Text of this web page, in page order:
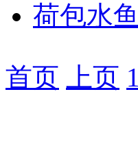
荷包水
首页 上页 1